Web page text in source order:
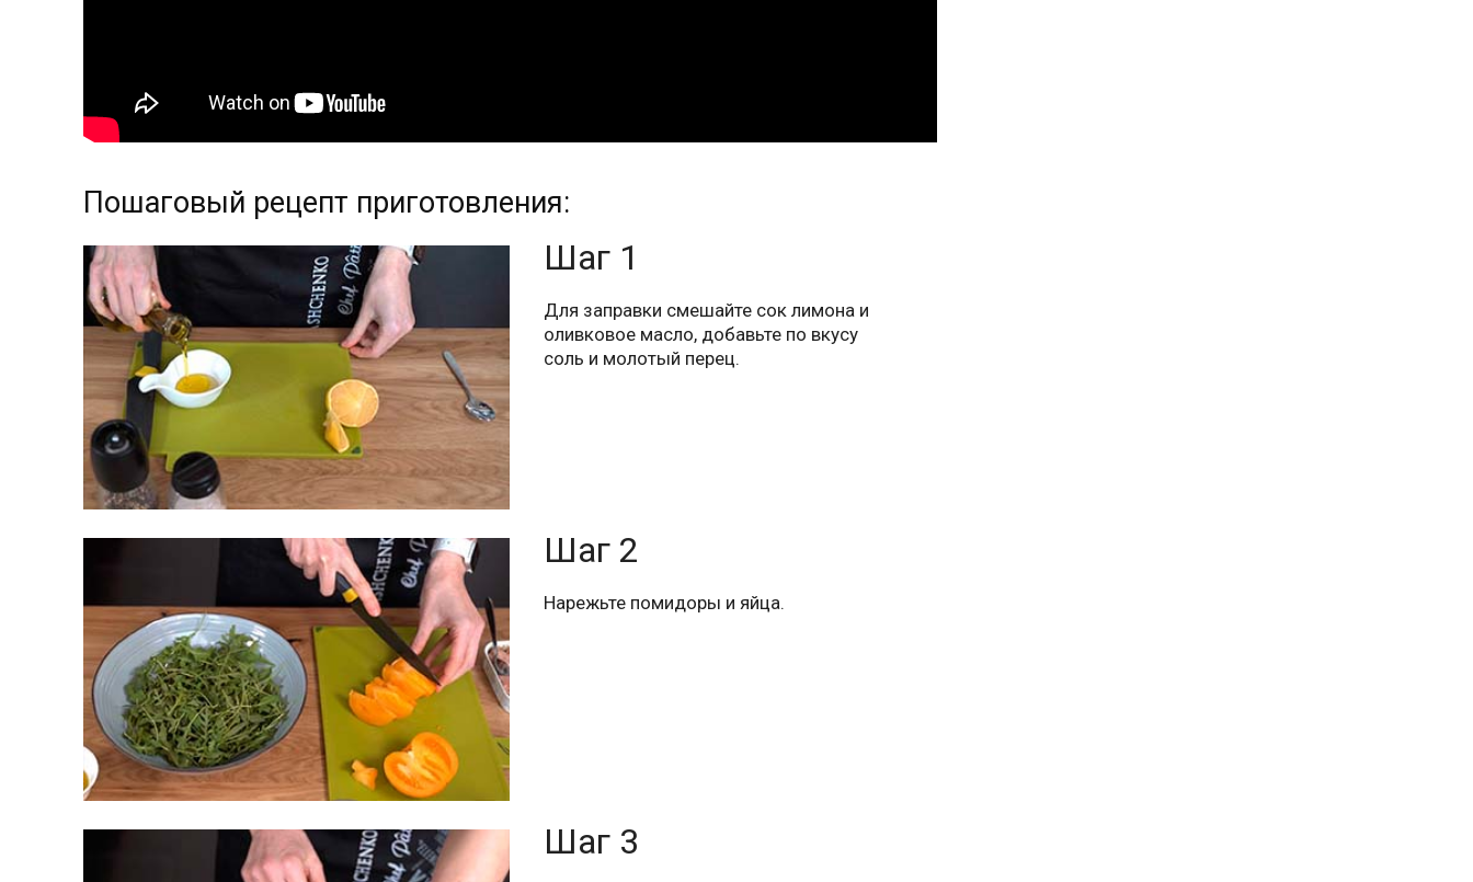
Пошаговый рецепт приготовления:
Шаг 1
Для заправки смешайте сок лимона и
оливковое масло, добавьте по вкусу
соль и молотый перец.
Шаг 2
Нарежьте помидоры и яйца.
Шаг 3